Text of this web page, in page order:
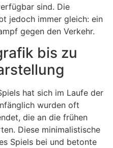
sind. Die
jedoch immer gleich: ein
gegen den Verkehr.
bis zu
hat sich im Laufe der
wurden oft
die an die frühen
Diese minimalistische
Spiels bei und betonte